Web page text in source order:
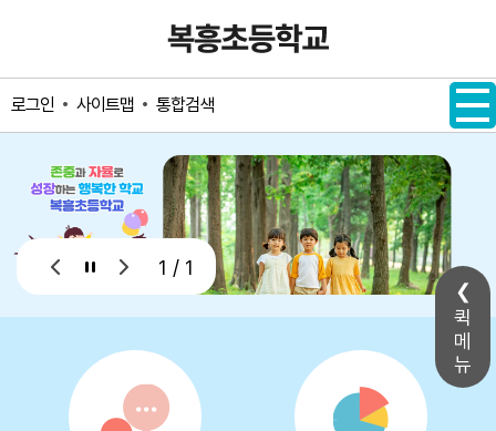
퀵
메
뉴
로그인 사이트맵 통합검색
1 / 1